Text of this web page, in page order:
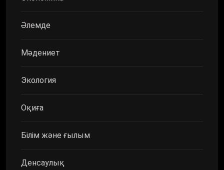
Әлемде
Мәдениет
Экология
Оқиға
Білім және ғылым
Денсаулық